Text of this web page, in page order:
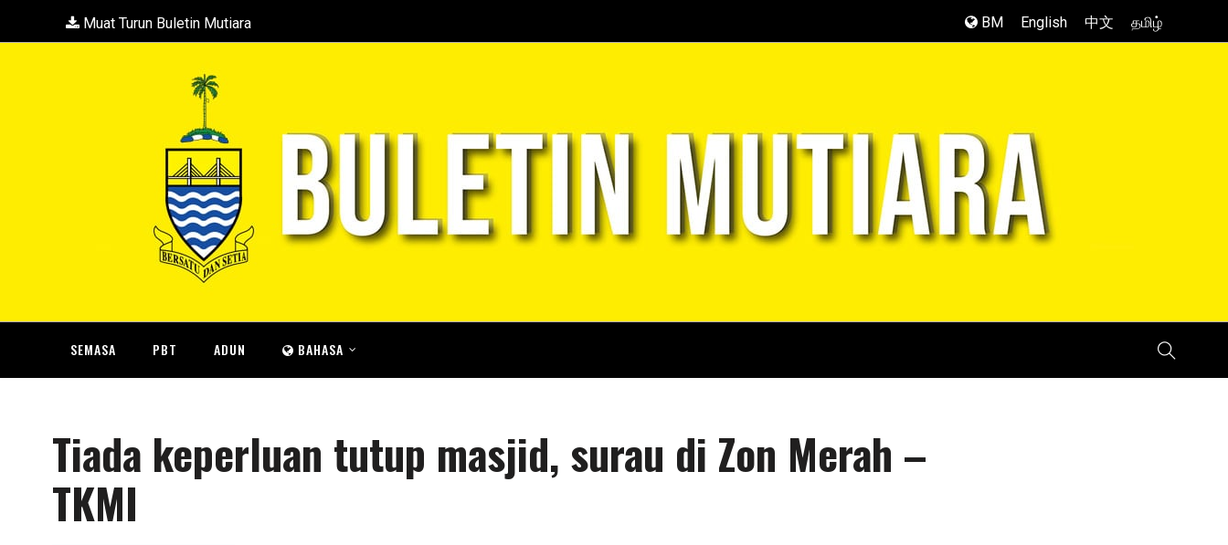
Muat Turun Buletin Mutiara BM English 中文 தமிழ்
SEMASA PBT ADUN BAHASA
Tiada keperluan tutup masjid, surau di Zon Merah –
TKMI